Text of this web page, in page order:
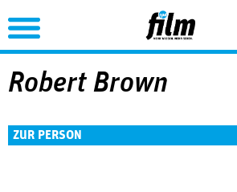
Jump to Navigation
Robert Brown
ZUR PERSON